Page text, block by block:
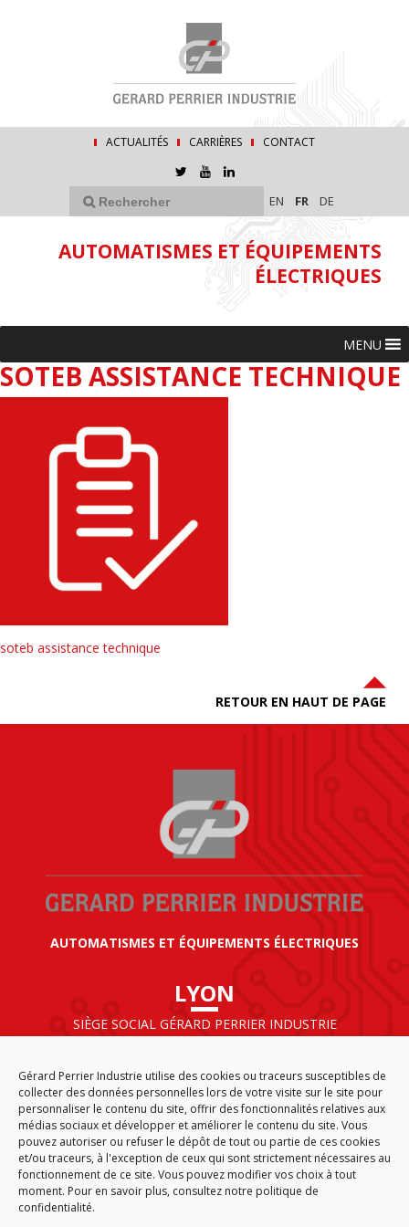
Gérard Perrier Industrie utilise des cookies ou traceurs susceptibles de
collecter des données personnelles lors de votre visite sur le site pour
personnaliser le contenu du site, offrir des fonctionnalités relatives aux
médias sociaux et développer et améliorer le contenu du site. Vous
pouvez autoriser ou refuser le dépôt de tout ou partie de ces cookies
et/ou traceurs, à l'exception de ceux qui sont strictement nécessaires au
fonctionnement de ce site. Vous pouvez modifier vos choix à tout
moment. Pour en savoir plus, consultez notre politique de
confidentialité.
ACTUALITÉS CARRIÈRES CONTACT
EN FR DE
AUTOMATISMES ET ÉQUIPEMENTS
ÉLECTRIQUES
MENU
SOTEB ASSISTANCE TECHNIQUE
soteb assistance technique
RETOUR EN HAUT DE PAGE
AUTOMATISMES ET ÉQUIPEMENTS ÉLECTRIQUES
LYON
SIÈGE SOCIAL GÉRARD PERRIER INDUSTRIE
69125 LYON AÉROPORT SAINT EXUPÉRY
FRANCE
ACCUEIL CGA PLAN DU SITE
MENTIONS LÉGALES
DONNÉES PERSONNELLES